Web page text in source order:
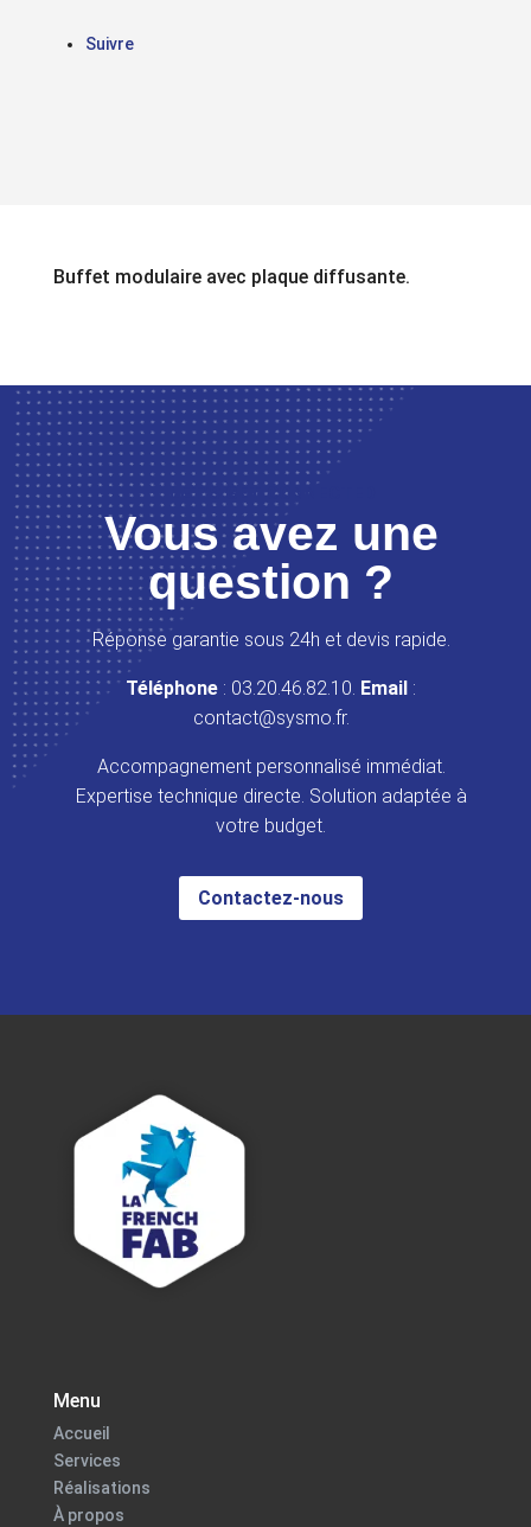
Buffet modulaire avec plaque diffusante.
LET’S GET CONNECTED
Vous avez une
question ?
Réponse garantie sous 24h et devis rapide.
Téléphone : 03.20.46.82.10. Email :
contact@sysmo.fr.
Accompagnement personnalisé immédiat.
Expertise technique directe. Solution adaptée à
votre budget.
Contactez-nous
Menu
Accueil
Services
Réalisations
À propos
Suivre